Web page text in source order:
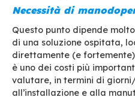
fisicamente
Un servizio di posta
vantaggi, soprattutto
che non dispongono
mantenerla.La
preoccuparsi di